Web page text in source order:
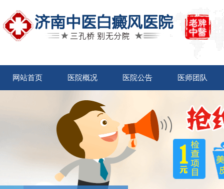
网站首页 医院概况 医院公告 医师团队